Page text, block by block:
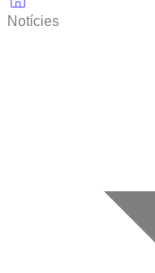
Notícies